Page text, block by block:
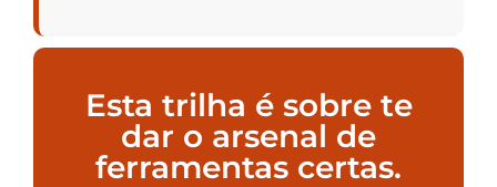
Esta trilha é sobre te
dar o arsenal de
ferramentas certas.